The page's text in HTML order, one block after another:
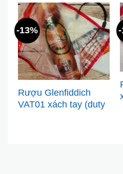
-13%
Rượu Glenfiddich
VAT01 xách tay (duty